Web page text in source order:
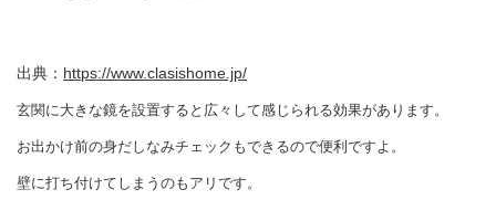
出典： https://www.clasishome.jp/
玄関に大きな鏡を設置すると広々して感じられる効果があります。
お出かけ前の身だしなみチェックもできるので便利ですよ。
壁に打ち付けてしまうのもアリです。